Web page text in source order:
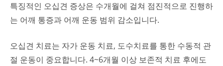
특징적인 오십견 증상은 수개월에 걸쳐 점진적으로 진행하
는 어깨 통증과 어깨 운동 범위 감소입니다.
오십견 치료는 자가 운동 치료, 도수치료를 통한 수동적 관
절 운동이 중요합니다. 4~6개월 이상 보존적 치료 후에도